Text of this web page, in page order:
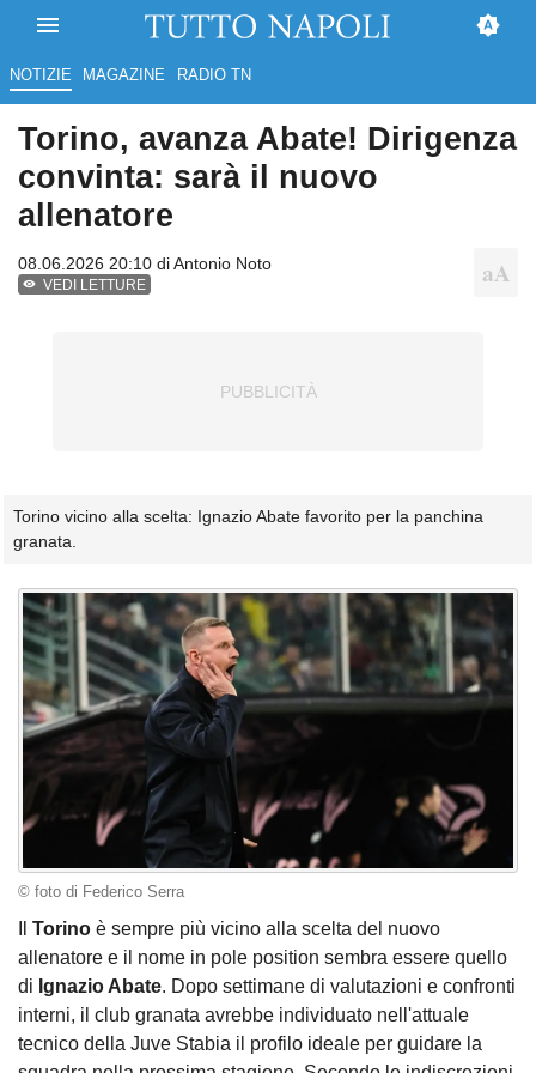
NOTIZIE MAGAZINE RADIO TN
Torino, avanza Abate! Dirigenza
convinta: sarà il nuovo
allenatore
08.06.2026 20:10 diAntonio Noto
VEDI LETTURE
Torino vicino alla scelta: Ignazio Abate favorito per la panchina
granata.
© foto di Federico Serra
Torino è sempre più vicino alla scelta del nuovo
allenatore e il nome in pole position sembra essere quello
di Ignazio Abate. Dopo settimane di valutazioni e confronti
interni, il club granata avrebbe individuato nell'attuale
tecnico della Juve Stabia il profilo ideale per guidare la